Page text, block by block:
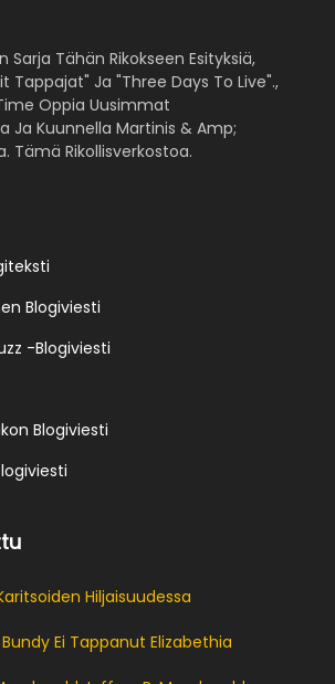
Sarja Tähän Rikokseen Esityksiä,
Tappajat" Ja "Three Days To Live".,
Oppia Uusimmat
Ja Kuunnella Martinis & Amp;
Tämä Rikollisverkostoa.
Blogiviesti
-Blogiviesti
Blogiviesti
Hiljaisuudessa
Ei Tappanut Elizabethia